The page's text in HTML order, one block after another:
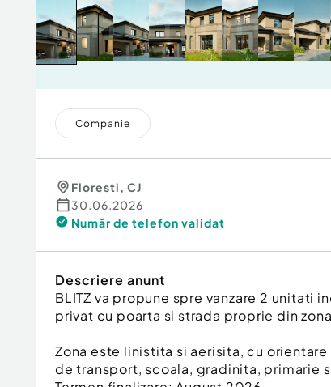
Companie
Floresti, CJ
30.06.2026
Număr de telefon validat
Descriere anunt
BLITZ va propune spre vanzare 2 unitati
privat cu poarta si strada proprie din
Zona este linistita si aerisita, cu
de transport, scoala, gradinita, primarie